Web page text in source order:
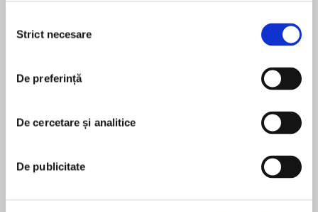
consimțământului
Strict necesare
De preferință
De cercetare și analitice
De publicitate
Tate McGrath just didn’t get it. Why was Liz
Scott, his best friend—and the person he relied
on and trusted most—suddenly avoidinghim!
with a man he knows nothing about and she’s
been dating forweeks. Suddenly, he can’t make
himself ignore her tempting curves and deep
green eyes, and all he wants to do is keep her all
În acest moment nu există recenzii
Jennifer Ryan
New York Timesand USA Todaybestselling
authorJennifer Ryanwrites suspenseful